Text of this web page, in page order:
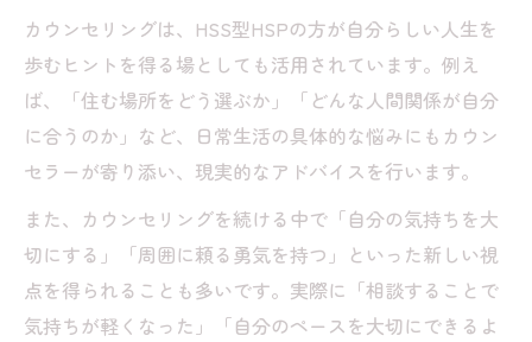
カウンセリングは、HSS型HSPの方が自分らしい人生を
歩むヒントを得る場としても活用されています。例え
ば、「住む場所をどう選ぶか」「どんな人間関係が自分
に合うのか」など、日常生活の具体的な悩みにもカウン
セラーが寄り添い、現実的なアドバイスを行います。
また、カウンセリングを続ける中で「自分の気持ちを大
切にする」「周囲に頼る勇気を持つ」といった新しい視
点を得られることも多いです。実際に「相談することで
気持ちが軽くなった」「自分のペースを大切にできるよ